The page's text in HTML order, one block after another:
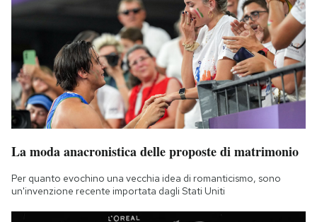
La moda anacronistica delle proposte di matrimonio
Per quanto evochino una vecchia idea di romanticismo, sono
un'invenzione recente importata dagli Stati Uniti